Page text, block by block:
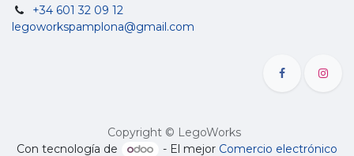
+34 601 32 09 12
legoworkspamplona@gmail.com
Copyright © LegoWorks
Con tecnología de
- El mejor Comercio electrónico